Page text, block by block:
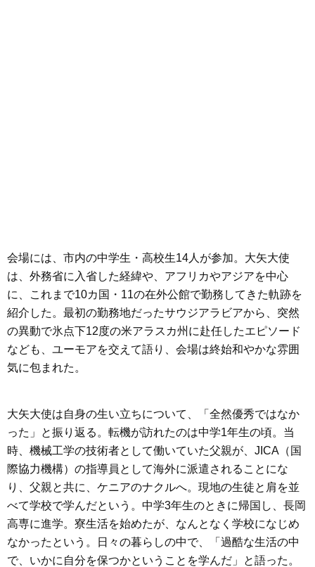
会場には、市内の中学生・高校生14人が参加。大矢大使
は、外務省に入省した経緯や、アフリカやアジアを中心
に、これまで10カ国・11の在外公館で勤務してきた軌跡を
紹介した。最初の勤務地だったサウジアラビアから、突然
の異動で氷点下12度の米アラスカ州に赴任したエピソード
なども、ユーモアを交えて語り、会場は終始和やかな雰囲
気に包まれた。
大矢大使は自身の生い立ちについて、「全然優秀ではなか
った」と振り返る。転機が訪れたのは中学1年生の頃。当
時、機械工学の技術者として働いていた父親が、JICA（国
際協力機構）の指導員として海外に派遣されることにな
り、父親と共に、ケニアのナクルへ。現地の生徒と肩を並
べて学校で学んだという。中学3年生のときに帰国し、長岡
高専に進学。寮生活を始めたが、なんとなく学校になじめ
なかったという。日々の暮らしの中で、「過酷な生活の中
で、いかに自分を保つかということを学んだ」と語った。